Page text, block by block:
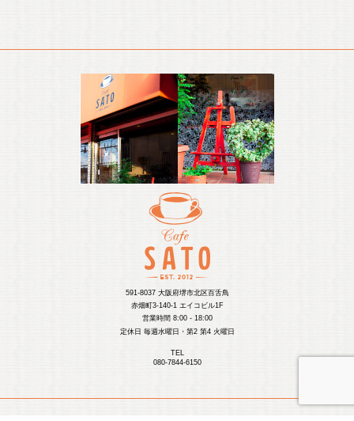
591-8037 大阪府堺市北区百舌鳥
赤畑町3-140-1 エイコビル1F
営業時間 8:00 - 18:00
定休日 毎週水曜日・第2 第4 火曜日
TEL
080-7844-6150